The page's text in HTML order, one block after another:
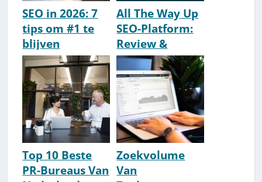
SEO in 2026: 7
tips om #1 te
blijven
(Conclusies na
de HCU & AI
update)
All The Way Up
SEO-Platform:
Review &
Ervaringen
2026 [Moeite
Waard?]
Top 10 Beste
PR-Bureaus Van
Zoekvolume
Van